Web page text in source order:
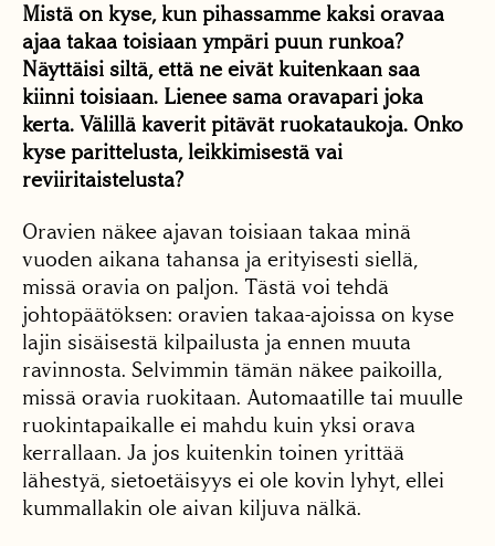
Mistä on kyse, kun pihassamme kaksi oravaa
ajaa takaa toisiaan ympäri puun runkoa?
Näyttäisi siltä, että ne eivät kuitenkaan saa
kiinni toisiaan. Lienee sama oravapari joka
kerta. Välillä kaverit pitävät ruokataukoja. Onko
kyse parittelusta, leikkimisestä vai
reviiritaistelusta?
Oravien näkee ajavan toisiaan takaa minä
vuoden aikana tahansa ja erityisesti siellä,
missä oravia on paljon. Tästä voi tehdä
johtopäätöksen: oravien takaa-ajoissa on kyse
lajin sisäisestä kilpailusta ja ennen muuta
ravinnosta. Selvimmin tämän näkee paikoilla,
missä oravia ruokitaan. Automaatille tai muulle
ruokintapaikalle ei mahdu kuin yksi orava
kerrallaan. Ja jos kuitenkin toinen yrittää
lähestyä, sietoetäisyys ei ole kovin lyhyt, ellei
kummallakin ole aivan kiljuva nälkä.